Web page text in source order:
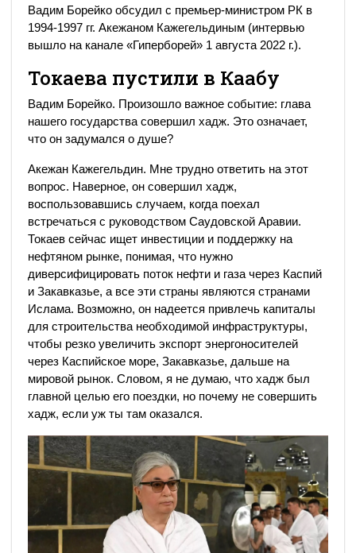
Вадим Борейко обсудил с премьер-министром РК в
1994-1997 гг. Акежаном Кажегельдиным (интервью
вышло на канале «Гиперборей» 1 августа 2022 г.).
Токаева пустили в Каабу
Вадим Борейко. Произошло важное событие: глава
нашего государства совершил хадж. Это означает,
что он задумался о душе?
Акежан Кажегельдин. Мне трудно ответить на этот
вопрос. Наверное, он совершил хадж,
воспользовавшись случаем, когда поехал
встречаться с руководством Саудовской Аравии.
Токаев сейчас ищет инвестиции и поддержку на
нефтяном рынке, понимая, что нужно
диверсифицировать поток нефти и газа через Каспий
и Закавказье, а все эти страны являются странами
Ислама. Возможно, он надеется привлечь капиталы
для строительства необходимой инфраструктуры,
чтобы резко увеличить экспорт энергоносителей
через Каспийское море, Закавказье, дальше на
мировой рынок. Словом, я не думаю, что хадж был
главной целью его поездки, но почему не совершить
хадж, если уж ты там оказался.